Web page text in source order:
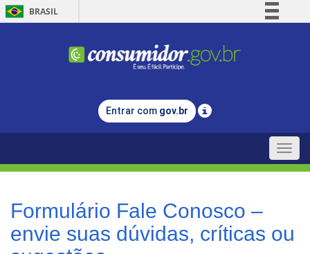
BRASIL
Comunica BR
Legislação
Entrar com gov.br
Toggle
Formulário Fale Conosco –
envie suas dúvidas, críticas ou